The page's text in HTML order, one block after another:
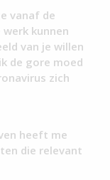
vanaf de
kunnen
van je willen
de gore moed
zich
heeft me
die relevant